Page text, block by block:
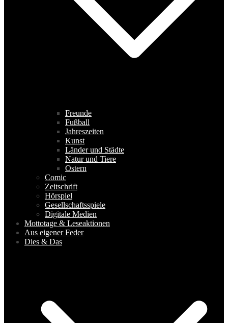
Freunde
Fußball
Jahreszeiten
Kunst
Länder und Städte
Natur und Tiere
Ostern
Comic
Zeitschrift
Hörspiel
Gesellschaftsspiele
Digitale Medien
Mottotage & Leseaktionen
Aus eigener Feder
Dies & Das